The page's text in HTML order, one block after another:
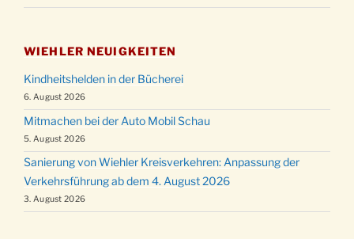
WIEHLER NEUIGKEITEN
Kindheitshelden in der Bücherei
6. August 2026
Mitmachen bei der Auto Mobil Schau
5. August 2026
Sanierung von Wiehler Kreisverkehren: Anpassung der
Verkehrsführung ab dem 4. August 2026
3. August 2026